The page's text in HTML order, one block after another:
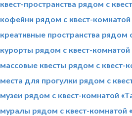
квест-пространства рядом с
кофейни рядом с квест-
креативные пространства рядом
курорты рядом с квест-
массовые квесты рядом с квест-
места для прогулки рядом с
музеи рядом с квест-комнатой
муралы рядом с квест-комнатой